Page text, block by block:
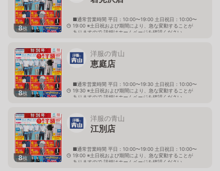
8枚
■通常営業時間 平日：10:00〜19:00 土日祝日：10:00〜
19:00 ※土日祝および期間により、急な変動することが
ありますので 詳細はホームページを確認ください
8枚
洋服の青山
恵庭店
■通常営業時間 平日：10:00〜19:30 土日祝日：10:00〜
19:30 ※土日祝および期間により、急な変動することが
ありますので 詳細はホームページを確認ください
8枚
洋服の青山
江別店
■通常営業時間 平日：10:00〜19:00 土日祝日：10:00〜
19:00 ※土日祝および期間により、急な変動することが
ありますので 詳細はホームページを確認ください